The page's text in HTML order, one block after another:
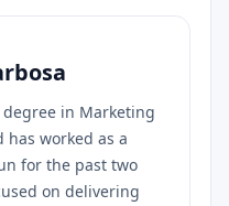
in Marketing
worked as a
for the past two
on delivering